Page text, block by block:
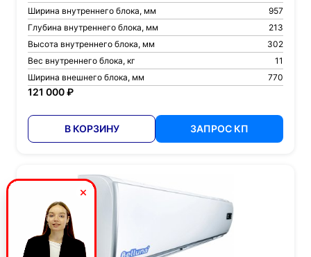
Ширина внутреннего блока, мм
957
Глубина внутреннего блока, мм
213
Высота внутреннего блока, мм
302
Вес внутреннего блока, кг
11
Ширина внешнего блока, мм
770
121 000 ₽
В КОРЗИНУ ЗАПРОС КП